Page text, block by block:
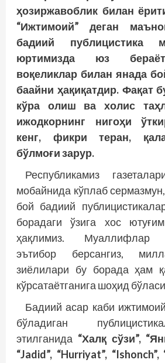
ҳозиржавоблик билан
“Ижтимоий” деган
бадиий публицистика
юртимизда юз
воқеликлар билан янада
баайни ҳақиқатдир. Фақат
кўра олиш ва холис
ижодкорнинг нигоҳи
кенг, фикри теран,
бўлмоғи зарур.
Республикамиз
мобайнида кўплаб
бой бадиий
борадаги ўзига хос
ҳақлимиз. Муаллифлар
эътибор берсангиз,
зиёлилари бу борада ҳам
кўрсатаётганига шоҳид
Бадиий асар каби
бўладиган
этилганида “Халқ сўзи”,
“Jadid”, “Hurriyat”,